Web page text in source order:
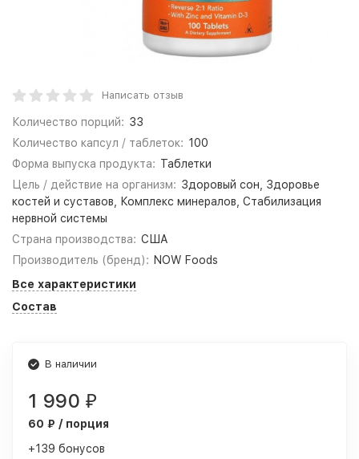
Написать отзыв
Количество порций: 33
Количество капсул / таблеток: 100
Форма выпуска продукта: Таблетки
Цель / действие на организм: Здоровый сон, Здоровье
костей и суставов, Комплекс минералов, Стабилизация
нервной системы
Страна производства: США
Производитель (бренд): NOW Foods
Все характеристики
Состав
В наличии
1 990 ₽
60 ₽ / порция
+139 бонусов